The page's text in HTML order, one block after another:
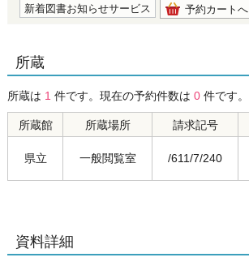
新着図書お知らせサービス 予約カートへ
所蔵
所蔵は 1 件です。現在の予約件数は 0 件です。
所蔵館 所蔵場所 請求記号
県立 一般閲覧室 /611/7/240
資料詳細